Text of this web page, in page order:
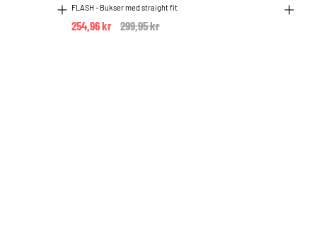
FLASH - Bukser med straight fit
Price reduced from
299,95 kr
254,96 kr